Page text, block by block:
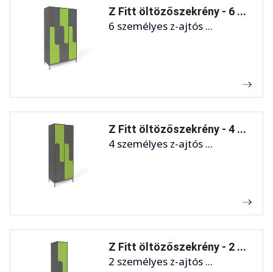
Z Fitt öltözőszekrény - 6 ...
6 személyes z-ajtós ...
Z Fitt öltözőszekrény - 4 ...
4 személyes z-ajtós ...
Z Fitt öltözőszekrény - 2 ...
2 személyes z-ajtós ...